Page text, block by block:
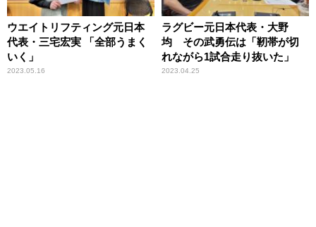
ウエイトリフティング元日本
代表・三宅宏実 「全部うまく
いく」
2023.05.16
ラグビー元日本代表・大野
均 その武勇伝は「靭帯が切
れながら1試合走り抜いた」
2023.04.25